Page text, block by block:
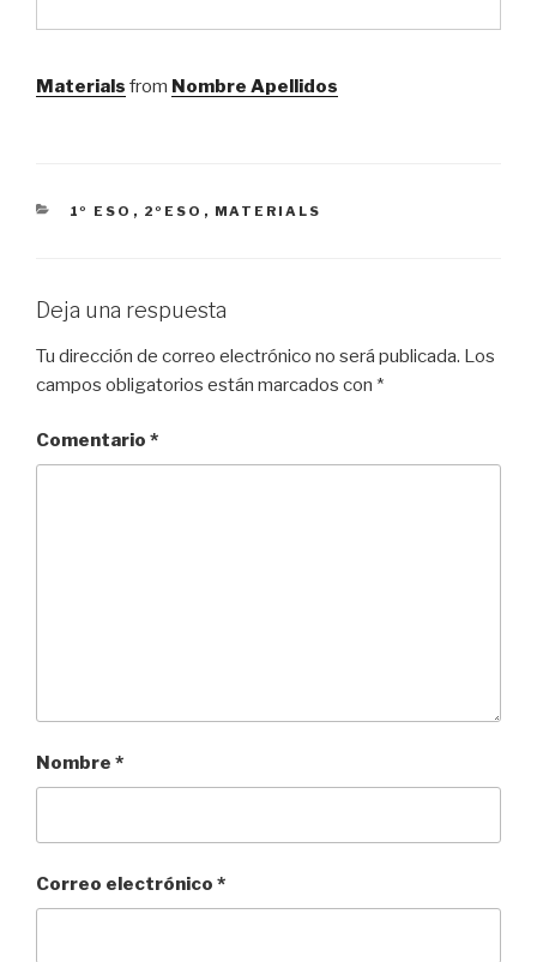
Materials from Nombre Apellidos
CATEGORÍAS
1º ESO , 2ºESO , MATERIALS
Deja una respuesta
Tu dirección de correo electrónico no será publicada. Los
campos obligatorios están marcados con *
Comentario *
Nombre *
Correo electrónico *